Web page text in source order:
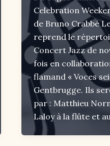
Celebration
de Bruno Crabbé
reprend le
Concert Jazz de
fois en
flamand « Voces
Gentbrugge. Ils
par : Matthieu
Laloy à la flûte et au